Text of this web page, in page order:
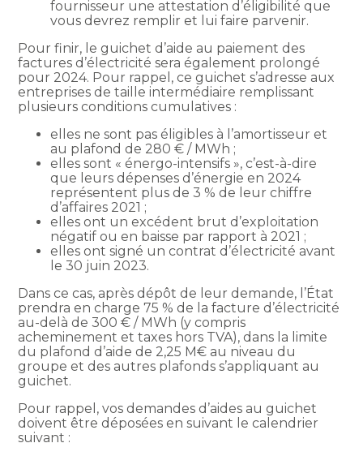
fournisseur une attestation d’éligibilité que
vous devrez remplir et lui faire parvenir.
Pour finir, le guichet d’aide au paiement des
factures d’électricité sera également prolongé
pour 2024. Pour rappel, ce guichet s’adresse aux
entreprises de taille intermédiaire remplissant
plusieurs conditions cumulatives :
elles ne sont pas éligibles à l’amortisseur et
au plafond de 280 € / MWh ;
elles sont « énergo-intensifs », c’est-à-dire
que leurs dépenses d’énergie en 2024
représentent plus de 3 % de leur chiffre
d’affaires 2021 ;
elles ont un excédent brut d’exploitation
négatif ou en baisse par rapport à 2021 ;
elles ont signé un contrat d’électricité avant
le 30 juin 2023.
Dans ce cas, après dépôt de leur demande, l’État
prendra en charge 75 % de la facture d’électricité
au-delà de 300 € / MWh (y compris
acheminement et taxes hors TVA), dans la limite
du plafond d’aide de 2,25 M€ au niveau du
groupe et des autres plafonds s’appliquant au
guichet.
Pour rappel, vos demandes d’aides au guichet
doivent être déposées en suivant le calendrier
suivant :